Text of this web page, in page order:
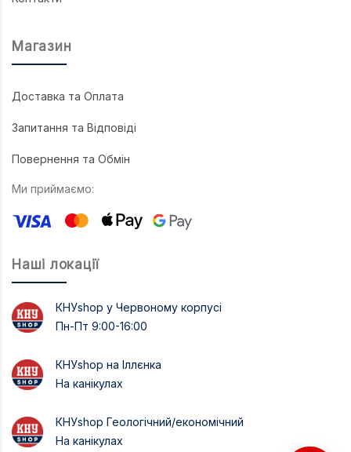
Магазин
Доставка та Оплата
Запитання та Відповіді
Повернення та Обмін
Ми приймаємо:
Наші локації
КНУshop у Червоному корпусі
Пн-Пт 9:00-16:00
КНУshop на Іллєнка
На канікулах
КНУshop Геологічний/економічний
На канікулах